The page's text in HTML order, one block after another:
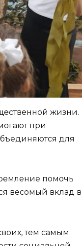
жизни.
при
для
помочь
весомый вклад в
тем самым